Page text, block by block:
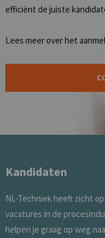
efficiënt de juiste
Lees meer over het
Kandidaten
NL-Techniek heeft zicht
vacatures in de
helpen je graag op weg